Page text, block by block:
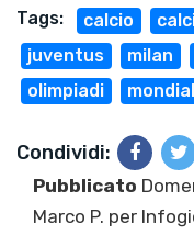
Tags: calcio
juventus
milan
olimpiadi
Condividi:
Pubblicato
Marco P. per